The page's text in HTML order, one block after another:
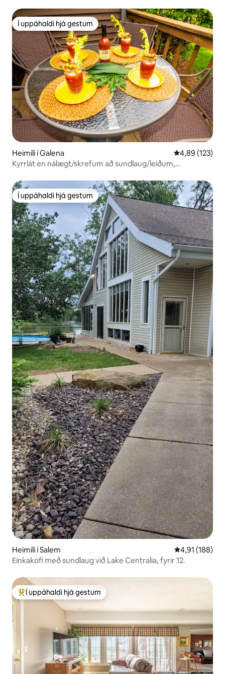
Í uppáhaldi hjá gestum
Í uppáhaldi hjá gestum
Heimili í Galena 4,89 af 5 í
4,89 (123)
Kyrrlát en nálægt/skrefum að sundlaug/leiðum,
Í uppáhaldi hjá gestum
Í uppáhaldi hjá gestum
Heimili í Salem 4,91 af 5 í
4,91 (188)
Einkakofi með sundlaug við Lake Centralia, fyrir 12.
Í mestu uppáhaldi hjá gestum
Í uppáhaldi hjá gestum